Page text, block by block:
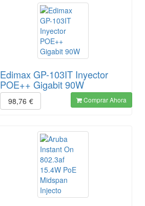
Edimax GP-103IT Inyector
POE++ Gigabit 90W
98,76 € Comprar Ahora